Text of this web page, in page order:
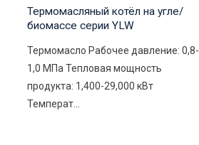
Термомасляный котёл на угле/
биомассе серии YLW
Термомасло Рабочее давление: 0,8-
1,0 МПа Тепловая мощность
продукта: 1,400-29,000 кВт
Температ...